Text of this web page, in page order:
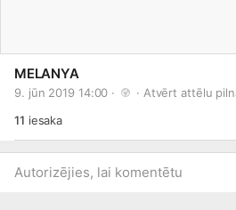
MELANYA
9. jūn 2019 14:00 · · Atvērt attēlu
11 iesaka
Autorizējies, lai komentētu